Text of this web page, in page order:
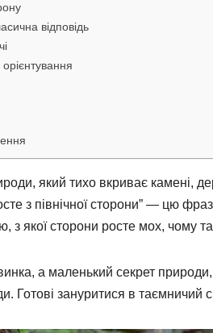
відповідь
який тихо вкриває камені,
з північної сторони” — цю
з якої сторони росте мох, чому
а маленький секрет
Готові зануритися в таємничий